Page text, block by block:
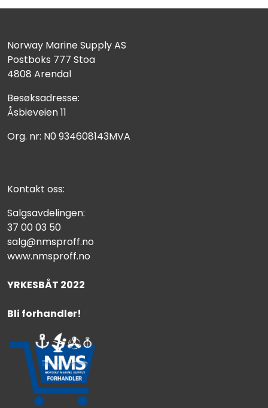
Norway Marine Supply AS
Postboks 777 Stoa
4808 Arendal
Besøksadresse:
Åsbieveien 11
Org. nr: N0 934608143MVA
Kontakt oss:
Salgsavdelingen:
37 00 03 50
salg@nmsproff.no
www.nmsproff.no
YRKESBÅT 2022
Bli forhandler!